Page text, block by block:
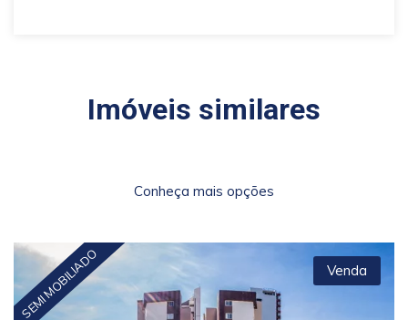
Imóveis similares
Conheça mais opções
SEMI MOBILIADO Venda